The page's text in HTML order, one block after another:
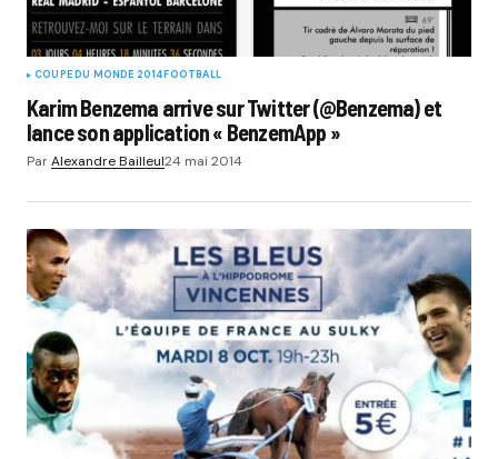
COUPE DU MONDE 2014FOOTBALL
Karim Benzema arrive sur Twitter (@Benzema) et
lance son application « BenzemApp »
ParAlexandre Bailleul24 mai 2014